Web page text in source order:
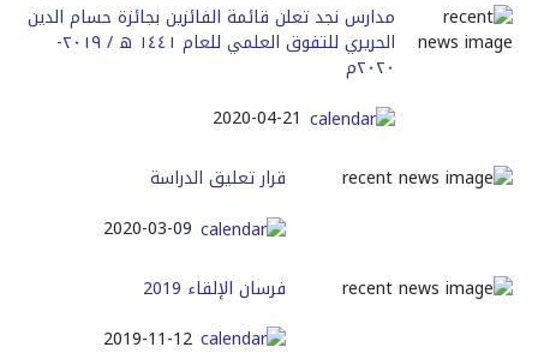
مدارس نجد تعلن قائمة الفائزين بجائزة حسام الدين
الحريري للتفوق العلمي للعام ١٤٤١ ه / ٢٠١٩-
٢٠٢٠م
2020-04-21
قرار تعليق الدراسة
2020-03-09
فرسان الإلقاء 2019
2019-11-12